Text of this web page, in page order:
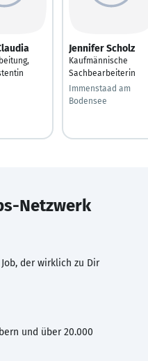
Jennifer Scholz
Kaufmännische
Sachbearbeiterin
Immenstaad am
Bodensee
Netzwerk
der wirklich zu Dir
und über 20.000